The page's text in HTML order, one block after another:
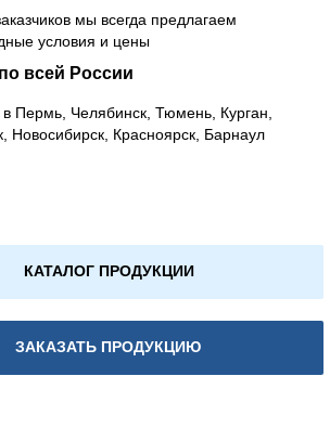
мы всегда предлагаем
условия и цены
всей России
Пермь, Челябинск, Тюмень, Курган,
Новосибирск, Красноярск, Барнаул
КАТАЛОГ ПРОДУКЦИИ
ЗАКАЗАТЬ ПРОДУКЦИЮ